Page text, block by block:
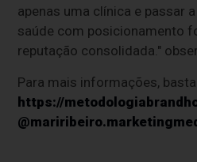
apenas uma clínica e passar
saúde com posicionamento
reputação consolidada."
Para mais informações,
https://